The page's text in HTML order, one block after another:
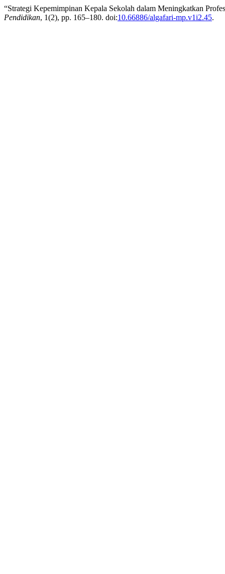
“Strategi Kepemimpinan Kepala Sekolah dalam Meningkatkan
Pendidikan, 1(2), pp. 165–180. doi:10.66886/algafari-mp.v1i2.45.